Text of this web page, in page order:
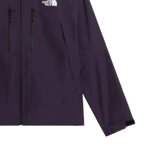
que você se
todo o dia. Esta tecnologia
umidade escape enquanto
oferecendo assim um
de se esforçar ao máximo,
o
Casaco Valley View
sob os braços. Estas
para permitir que você regule